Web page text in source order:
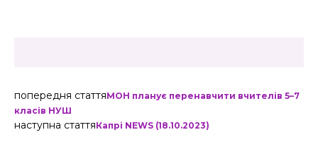
попередня статтяМОН планує перенавчити вчителів 5–7
класів НУШ
наступна статтяКапрі NEWS (18.10.2023)